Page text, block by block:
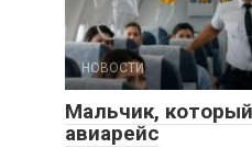
НОВОСТИ
Мальчик,
авиарейс